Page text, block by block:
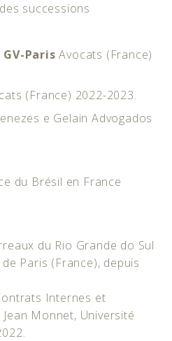
successions
GV-ParisAvocats (France)
(France) 2022-2023.
e Gelain Advogados
du Brésil en France
du Rio Grande do Sul
Paris (France), depuis
Internes et
Monnet, Université